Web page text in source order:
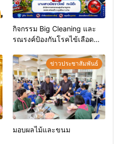
กิจกรรม Big Cleaning และ
รณรงค์ป้องกันโรคไข้เลือด
ข่าวประชาสัมพันธ์
มอบผลไม้และขนม